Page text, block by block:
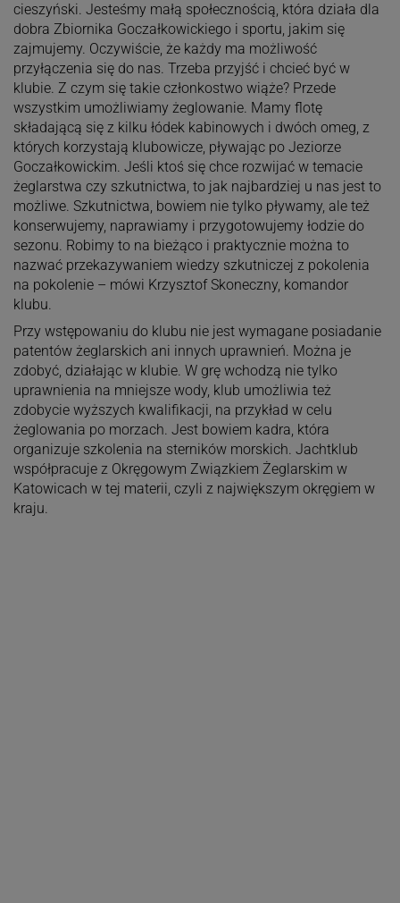
cieszyński. Jesteśmy małą społecznością, która działa dla
dobra Zbiornika Goczałkowickiego i sportu, jakim się
zajmujemy. Oczywiście, że każdy ma możliwość
przyłączenia się do nas. Trzeba przyjść i chcieć być w
klubie. Z czym się takie członkostwo wiąże? Przede
wszystkim umożliwiamy żeglowanie. Mamy flotę
składającą się z kilku łódek kabinowych i dwóch omeg, z
których korzystają klubowicze, pływając po Jeziorze
Goczałkowickim. Jeśli ktoś się chce rozwijać w temacie
żeglarstwa czy szkutnictwa, to jak najbardziej u nas jest to
możliwe. Szkutnictwa, bowiem nie tylko pływamy, ale też
konserwujemy, naprawiamy i przygotowujemy łodzie do
sezonu. Robimy to na bieżąco i praktycznie można to
nazwać przekazywaniem wiedzy szkutniczej z pokolenia
na pokolenie – mówi Krzysztof Skoneczny, komandor
klubu.
Przy wstępowaniu do klubu nie jest wymagane posiadanie
patentów żeglarskich ani innych uprawnień. Można je
zdobyć, działając w klubie. W grę wchodzą nie tylko
uprawnienia na mniejsze wody, klub umożliwia też
zdobycie wyższych kwalifikacji, na przykład w celu
żeglowania po morzach. Jest bowiem kadra, która
organizuje szkolenia na sterników morskich. Jachtklub
współpracuje z Okręgowym Związkiem Żeglarskim w
Katowicach w tej materii, czyli z największym okręgiem w
kraju.